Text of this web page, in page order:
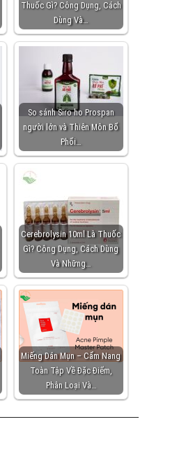
Thuốc Gì? Công Dụng, Cách
Dùng Và…
So sánh Siro ho Prospan
người lớn và Thiên Môn Bổ
Phổi…
Cerebrolysin 10ml Là Thuốc
Gì? Công Dụng, Cách Dùng
Và Những…
Miếng Dán Mụn – Cẩm Nang
Toàn Tập Về Đặc Điểm,
Phân Loại Và…